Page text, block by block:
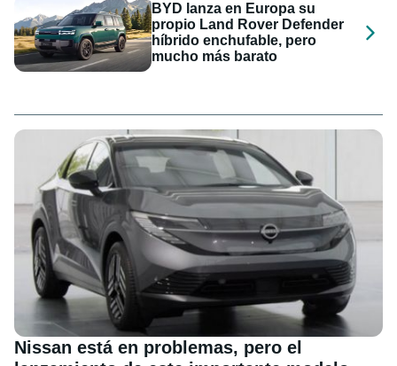
BYD lanza en Europa su
propio Land Rover Defender
híbrido enchufable, pero
mucho más barato
Nissan está en problemas, pero el